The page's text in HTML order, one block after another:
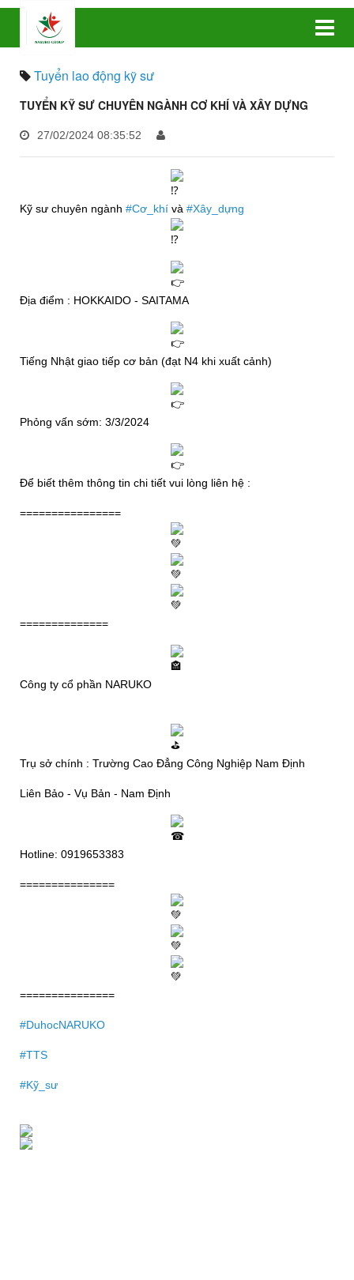
Tuyển lao động kỹ sư
TUYỂN KỸ SƯ CHUYÊN NGÀNH CƠ KHÍ VÀ XÂY DỰNG
27/02/2024 08:35:52
Kỹ sư chuyên ngành #Cơ_khí và #Xây_dựng
Địa điểm : HOKKAIDO - SAITAMA
Tiếng Nhật giao tiếp cơ bản (đạt N4 khi xuất cảnh)
Phỏng vấn sớm: 3/3/2024
Để biết thêm thông tin chi tiết vui lòng liên hệ :
================
==============
Công ty cổ phần NARUKO
Trụ sở chính : Trường Cao Đẳng Công Nghiệp Nam Định
Liên Bảo - Vụ Bản - Nam Định
Hotline: 0919653383
===============
===============
#DuhocNARUKO
#TTS
#Kỹ_sư